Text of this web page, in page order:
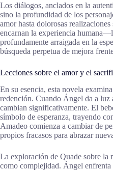
Los diálogos, anclados en la
sino la profundidad de los
amor hasta dolorosas
encarnan la experiencia
profundamente arraigada en la
búsqueda perpetua de mejora
Lecciones sobre el amor y el
En su esencia, esta novela
redención. Cuando Ángel da a luz
cambian significativamente. El
símbolo de esperanza, trayendo
Amadeo comienza a cambiar de
propios fracasos para abrazar
La exploración de Quade sobre la
como complejidad. Ángel enfrenta